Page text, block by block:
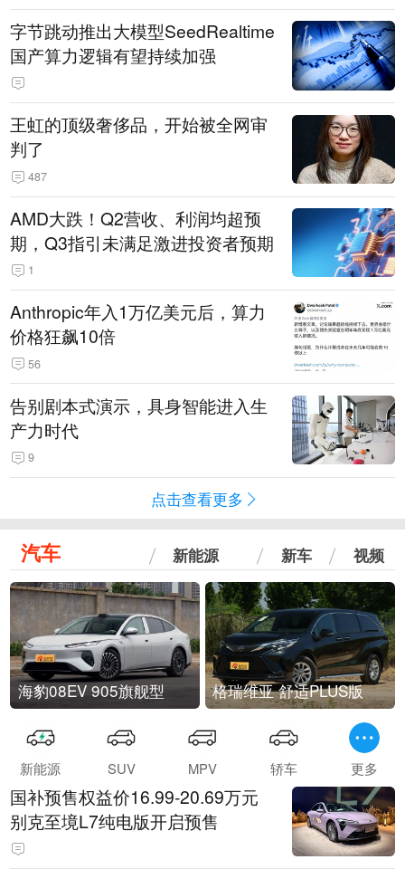
字节跳动推出大模型SeedRealtime
国产算力逻辑有望持续加强
王虹的顶级奢侈品，开始被全网审
判了
487
AMD大跌！Q2营收、利润均超预
期，Q3指引未满足激进投资者预期
1
Anthropic年入1万亿美元后，算力
价格狂飙10倍
56
告别剧本式演示，具身智能进入生
产力时代
9
点击查看更多
汽车 新能源 新车 视频
海豹08EV 905旗舰型 格瑞维亚 舒适PLUS版
新能源 SUV MPV 轿车 更多
国补预售权益价16.99-20.69万元
别克至境L7纯电版开启预售